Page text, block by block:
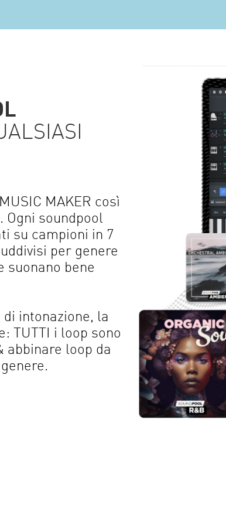
MAKER così
Ogni soundpool
su campioni in 7
per genere
suonano bene
intonazione, la
TUTTI i loop sono
abbinare loop da